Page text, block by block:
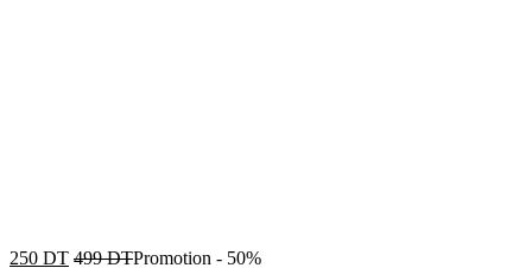
250 DT 499DTPromotion - 50%